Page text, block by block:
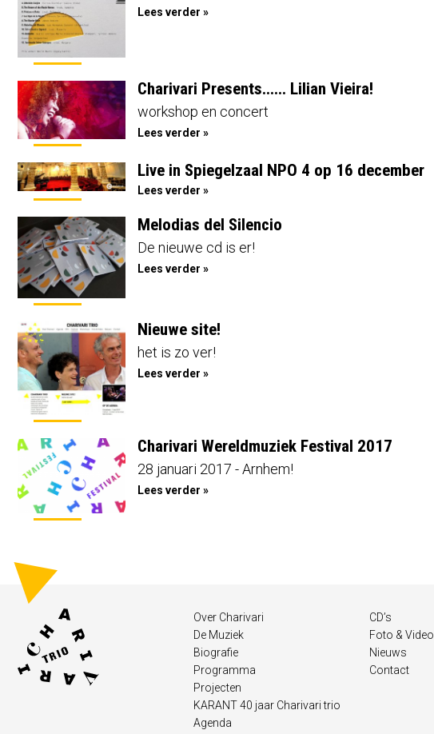
Lees verder »
Charivari Presents...... Lilian Vieira!
workshop en concert
Lees verder »
Live in Spiegelzaal NPO 4 op 16 december
Lees verder »
Melodias del Silencio
De nieuwe cd is er!
Lees verder »
Nieuwe site!
het is zo ver!
Lees verder »
Charivari Wereldmuziek Festival 2017
28 januari 2017 - Arnhem!
Lees verder »
Over Charivari
De Muziek
Biografie
Programma
Projecten
KARANT 40 jaar Charivari trio
Agenda
CD’s
Foto & Video
Nieuws
Contact